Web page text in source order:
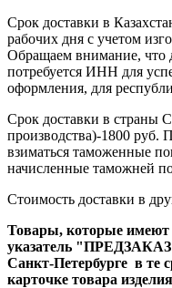
Срок доставки в
рабочих дня с учетом
Обращаем внимание, что
потребуется ИНН для
оформления, для
Срок доставки в страны
производства)-1800 руб.
взиматься таможенные
начисленные таможней
Стоимость доставки в
Товары, которые имеют
указатель
Санкт-Петербурге в те
карточке товара